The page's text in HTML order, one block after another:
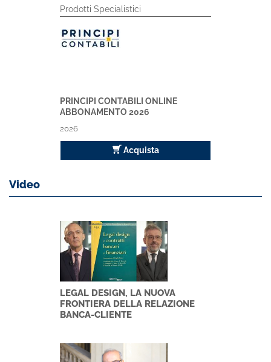
Prodotti Specialistici
PRINCIPI CONTABILI ONLINE
ABBONAMENTO 2026
2026
Acquista
Video
LEGAL DESIGN, LA NUOVA
FRONTIERA DELLA RELAZIONE
BANCA-CLIENTE